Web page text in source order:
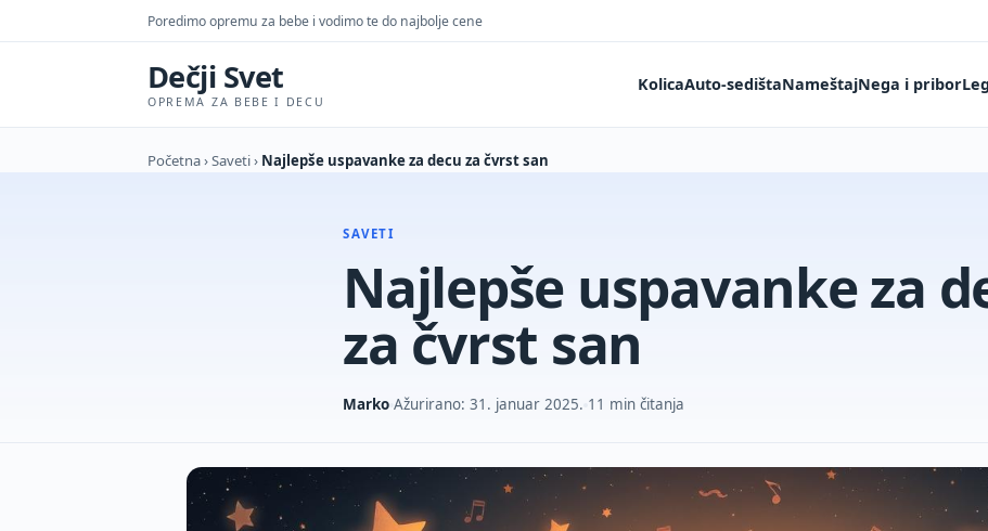
Poredimo opremu za bebe i vodimo te do najbolje cene
Dečji Svet
OPREMA ZA BEBE I DECU
KolicaAuto-sedištaNameštajNega i pribor
Početna›Saveti› Najlepše uspavanke za decu za čvrst san
SAVETI
Najlepše uspavanke za
za čvrst san
Marko Ažurirano: 31. januar 2025. 11 min čitanja